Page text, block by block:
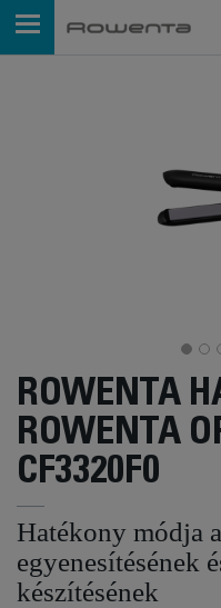
ROWENTA
ROWENTA
CF3320F0
Hatékony módja
egyenesítésének
készítésének